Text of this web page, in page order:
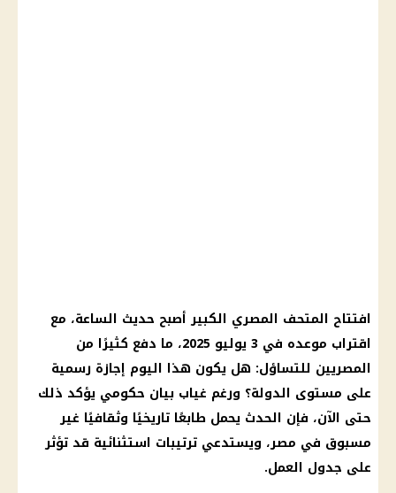
افتتاح المتحف المصري الكبير أصبح حديث الساعة، مع
اقتراب موعده في 3 يوليو 2025، ما دفع كثيرًا من
المصريين للتساؤل: هل يكون هذا اليوم إجازة رسمية
على مستوى الدولة؟ ورغم غياب بيان حكومي يؤكد ذلك
حتى الآن، فإن الحدث يحمل طابعًا تاريخيًا وثقافيًا غير
مسبوق في مصر، ويستدعي ترتيبات استثنائية قد تؤثر
على جدول العمل.